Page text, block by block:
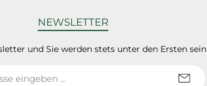
NEWSLETTER
und Sie werden stets unter den Ersten